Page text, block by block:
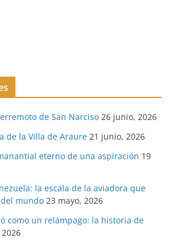
de San Narciso 26 junio, 2026
de la Villa de Araure 21 junio, 2026
eterno de una aspiración 19
la escala de la aviadora que
mundo 23 mayo, 2026
como un relámpago: la historia de